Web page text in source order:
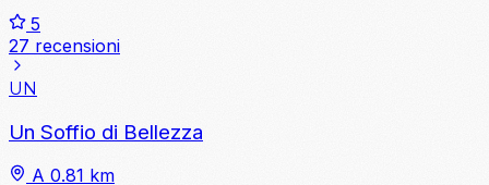
5
27 recensioni
UN
Un Soffio di Bellezza
A 0.81 km